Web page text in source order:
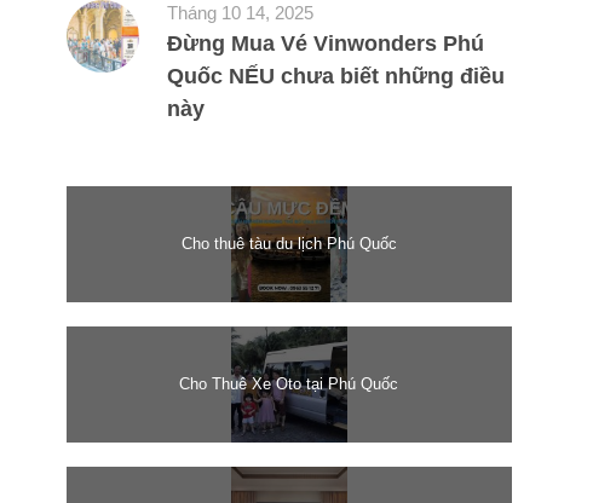
Tháng 10 14, 2025
Đừng Mua Vé Vinwonders Phú
Quốc NẾU chưa biết những điều
này
Cho thuê tàu du lịch Phú Quốc
Cho Thuê Xe Oto tại Phú Quốc